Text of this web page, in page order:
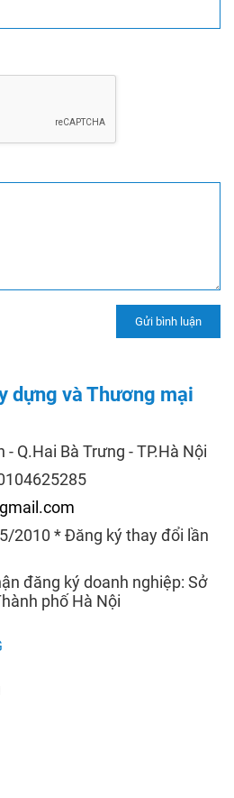
dựng và Thương mại
Q.Hai Bà Trưng - TP.Hà Nội
2010 * Đăng ký thay đổi lần
đăng ký doanh nghiệp: Sở
phố Hà Nội